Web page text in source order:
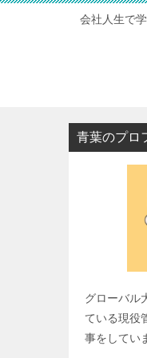
会社人生で
青葉のプロ
グローバル
ている現役
事をしてい